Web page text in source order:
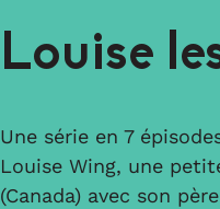
Louise
Une série en 7
Louise Wing, une
(Canada) avec son